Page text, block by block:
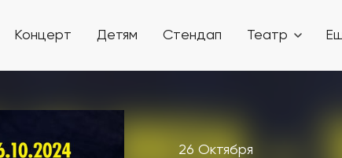
Концерт Детям Стендап Театр
26 Октября